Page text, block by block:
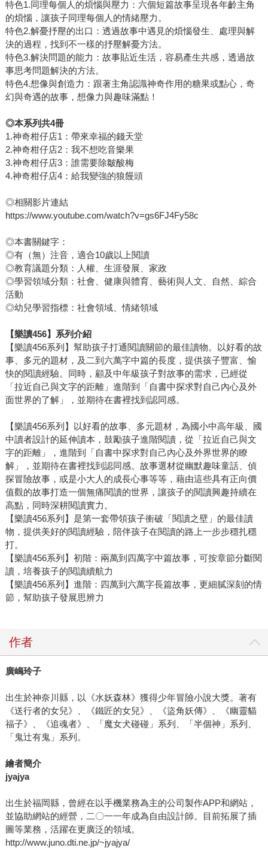
特色1.同理每個人的煩惱與壓力：六個短篇故事呈現各年齡主角
的煩惱，讓孩子同理每個人的情緒壓力。
特色2.解憂抒壓的出口：透過故事中遇見的煩惱發生、處理與解
決的過程，找到不一樣的抒壓解憂方法。
特色3.解決問題的能力：故事貼近生活，容易產生共感，透過故
事思考問題解決的方法。
特色4.想像與創造力：跟著主角認識神奇作用的糖果或點心，奇
幻與奇遇的故事，想像力與趣味滿點！
◎本系列共4冊
1.神奇柑仔店1：帶來幸福的錢天堂
2.神奇柑仔店2：我不想吃音樂果
3.神奇柑仔店3：誰需要除皺酸梅
4.神奇柑仔店4：給我變強的狼饅頭
◎相關影片連結
https://www.youtube.com/watch?v=gs6FJ4Fy58c
◎本書關鍵字：
◎有（無）注音，適合10歲以上閱讀
◎教育議題分類：人權、生涯發展、家政
◎學習領域分類：社會、健康與體育、藝術與人文、自然、綜合
活動
◎幼兒學習指標：社會領域、情緒領域
【樂讀456】系列介紹
【樂讀456系列】幫助孩子打通閱讀關節的最佳讀物。以好看的故
事、多元的題材，及二到六萬字中篇的長度，提供孩子豐富、愉
快的閱讀經驗。同時，顧及中年級孩子對故事的需求，已經從
「拉近自己與文字的距離」進階到「自書中探求對自己內心及外
面世界的了解」，並期待在書裡找到認同感。
【樂讀456系列】以好看的故事、多元題材，為國小中高年級、國
中讀者設計的延伸讀本，鼓勵孩子進階閱讀，從「拉近自己與文
字的距離」，進階到「自書中探求對自己內心及外界世界的瞭
解」，並期待在書裡找到認同感。故事選材從幽默趣味童話、偵
探冒險故事，或是小大人的成長心事等等，藉由這些具有正向價
值觀的故事打造一個無痛閱讀的世界，讓孩子的閱讀興趣持續在
高點，同時深耕閱讀實力。
【樂讀456系列】是第一套帶領孩子衝破「閱讀之壁」的最佳讀
物，提供美好的閱讀經驗，陪伴孩子在閱讀的路上一步步穩扎穩
打。
【樂讀456系列】初階：兩萬到四萬字中篇故事，可按章節分斷閱
讀，培養孩子的閱讀續航力
【樂讀456系列】進階：四萬到六萬字長篇故事，更細膩深刻的情
節，幫助孩子發展思辨力
作者
廣嶋玲子
出生於神奈川縣，以《水妖森林》獲得少年冒險小說大獎。著有
《送行者的女兒》、《鐵匠的女兒》、《盜角妖傳》、《幽靈貓
福子》、《追魂者》、「魔女犬碰碰」系列、「半個神」系列、
「鬼辻有鬼」系列。
繪者簡介
jyajya
出生於福岡縣，曾經在以手機業務為主的公司製作APP和網站，
並協助網站的經營，二〇一一年成為自由設計師。目前拓展了插
圖等業務，活躍在更廣泛的領域。
http://www.juno.dti.ne.jp/~jyajya/